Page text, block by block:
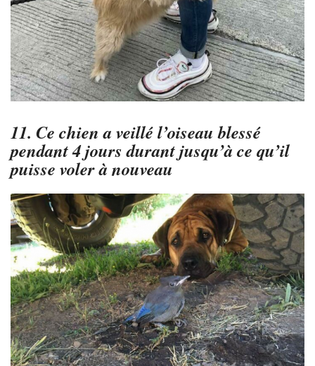
11. Ce chien a veillé l’oiseau blessé
pendant 4 jours durant jusqu’à ce qu’il
puisse voler à nouveau